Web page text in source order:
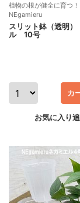
植物の根が健全に育つ
NEgamieru
スリット鉢（透明）
ル 10号
カ
お気に入り